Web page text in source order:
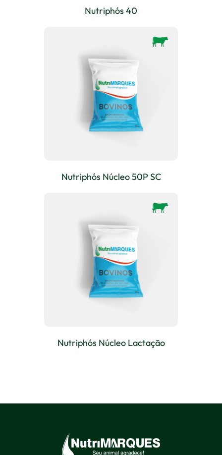
Nutriphós 40
Nutriphós Núcleo 50P SC
Nutriphós Núcleo Lactação